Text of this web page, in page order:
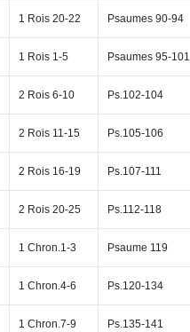
1 Rois 20-22 Psaumes 90-94
1 Rois 1-5 Psaumes 95-101
2 Rois 6-10 Ps.102-104
2 Rois 11-15 Ps.105-106
2 Rois 16-19 Ps.107-111
2 Rois 20-25 Ps.112-118
1 Chron.1-3 Psaume 119
1 Chron.4-6 Ps.120-134
1 Chron.7-9 Ps.135-141